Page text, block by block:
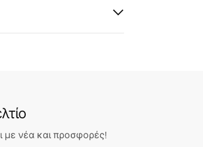
με νέα και προσφορές!